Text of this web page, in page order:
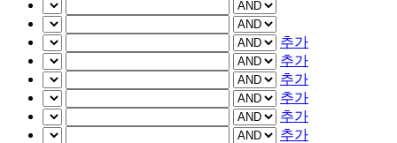
추가
추가
추가
추가
추가
추가